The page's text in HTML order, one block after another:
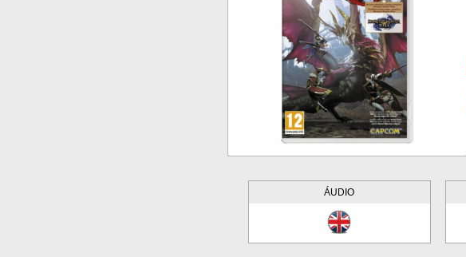
ÁUDIO